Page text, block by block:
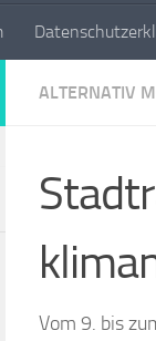
ALTERNATIV
Vom 9. bis